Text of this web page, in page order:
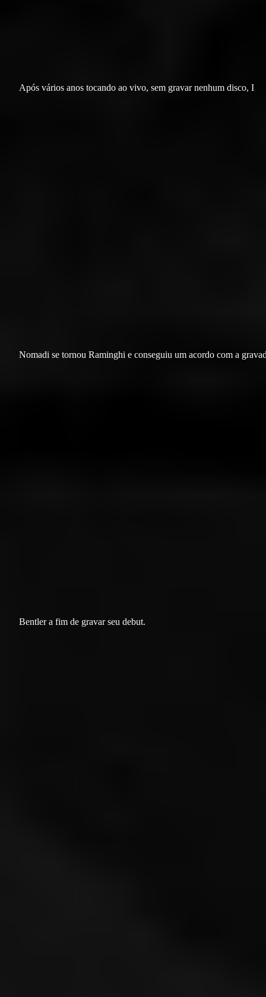
Após vários anos tocando ao vivo, sem gravar nenhum disco, I
Nomadi se tornou Raminghi e conseguiu um acordo com a
Bentler a fim de gravar seu debut.